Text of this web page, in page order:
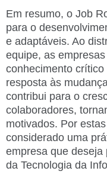
Em resumo, o Job
para o
e adaptáveis. Ao
equipe, as
conhecimento
resposta às
contribui para o
colaboradores,
motivados. Por
considerado uma
empresa que
da Tecnologia da